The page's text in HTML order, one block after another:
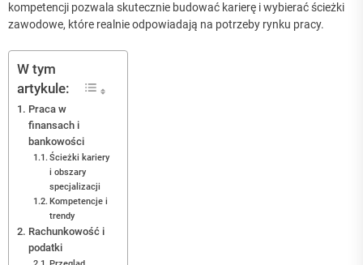
kompetencji pozwala skutecznie budować karierę i wybierać ścieżki
zawodowe, które realnie odpowiadają na potrzeby rynku pracy.
W tym
artykule:
Praca w
finansach i
bankowości
Ścieżki kariery
i obszary
specjalizacji
Kompetencje i
trendy
Rachunkowość i
podatki